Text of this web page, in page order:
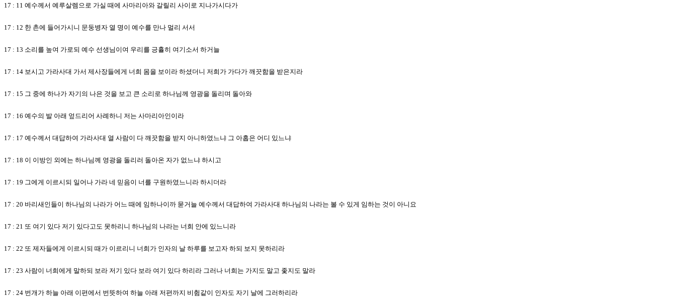
17 : 11 예수께서 예루살렘으로 가실 때에 사마리아와 갈릴리 사이로 지나가시다가
17 : 12 한 촌에 들어가시니 문둥병자 열 명이 예수를 만나 멀리 서서
17 : 13 소리를 높여 가로되 예수 선생님이여 우리를 긍휼히 여기소서 하거늘
17 : 14 보시고 가라사대 가서 제사장들에게 너희 몸을 보이라 하셨더니 저희가 가다가 깨끗함을 받은지라
17 : 15 그 중에 하나가 자기의 나은 것을 보고 큰 소리로 하나님께 영광을 돌리며 돌아와
17 : 16 예수의 발 아래 엎드리어 사례하니 저는 사마리아인이라
17 : 17 예수께서 대답하여 가라사대 열 사람이 다 깨끗함을 받지 아니하였느냐 그 아홉은 어디 있느냐
17 : 18 이 이방인 외에는 하나님께 영광을 돌리러 돌아온 자가 없느냐 하시고
17 : 19 그에게 이르시되 일어나 가라 네 믿음이 너를 구원하였느니라 하시더라
17 : 20 바리새인들이 하나님의 나라가 어느 때에 임하나이까 묻거늘 예수께서 대답하여 가라사대 하나님의 나라는 볼 수 있게 임하는 것이 아니요
17 : 21 또 여기 있다 저기 있다고도 못하리니 하나님의 나라는 너희 안에 있느니라
17 : 22 또 제자들에게 이르시되 때가 이르리니 너희가 인자의 날 하루를 보고자 하되 보지 못하리라
17 : 23 사람이 너희에게 말하되 보라 저기 있다 보라 여기 있다 하리라 그러나 너희는 가지도 말고 좇지도 말라
17 : 24 번개가 하늘 아래 이편에서 번뜻하여 하늘 아래 저편까지 비췸같이 인자도 자기 날에 그러하리라